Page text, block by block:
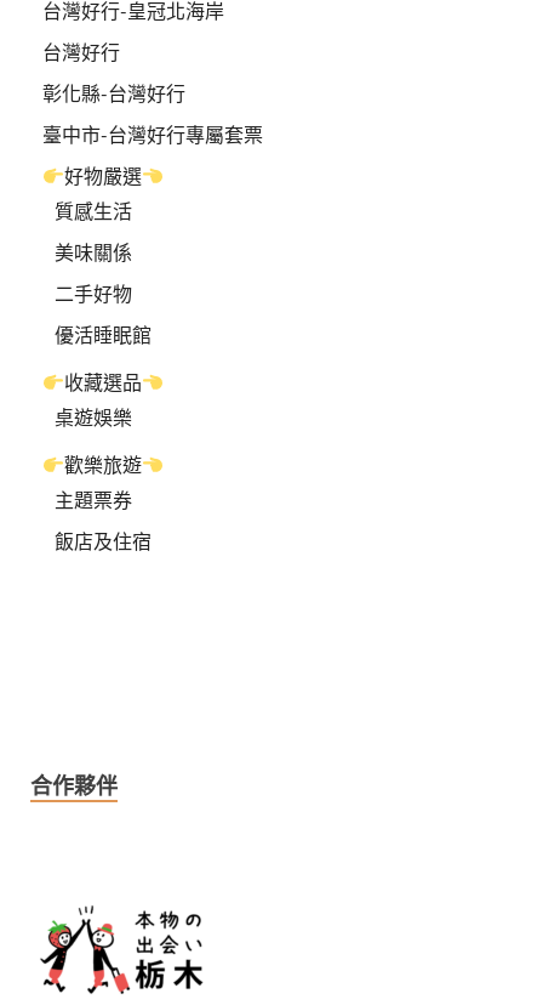
台灣好行-皇冠北海岸
台灣好行
彰化縣-台灣好行
臺中市-台灣好行專屬套票
好物嚴選
質感生活
美味關係
二手好物
優活睡眠館
收藏選品
桌遊娛樂
歡樂旅遊
主題票券
飯店及住宿
合作夥伴